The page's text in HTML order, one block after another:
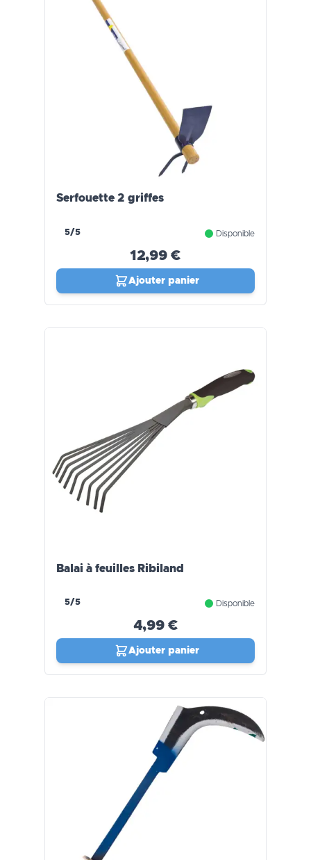
Serfouette 2 griffes
5/5 Disponible
12,99 €
Ajouter panier
Balai à feuilles Ribiland
5/5 Disponible
4,99 €
Ajouter panier